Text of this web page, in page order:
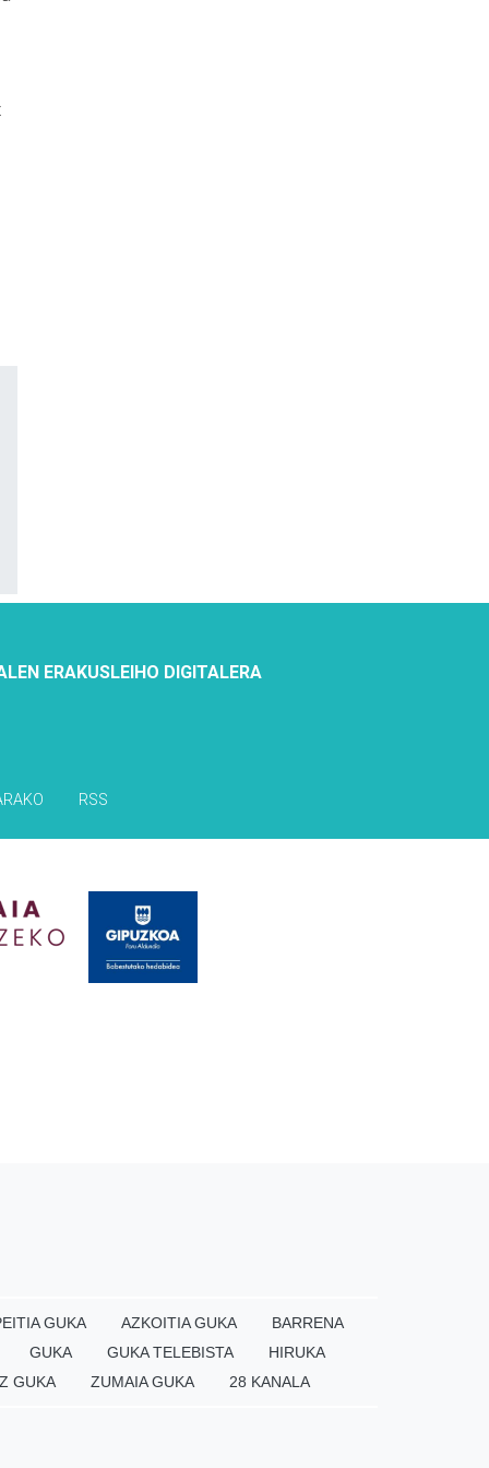
ERAKUSLEIHO DIGITALERA
RSS
GUKA AZKOITIA GUKA
BARRENA
GUKA GUKA TELEBISTA
HIRUKA
GUKA ZUMAIA GUKA 28 KANALA